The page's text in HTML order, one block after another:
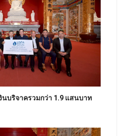
นบริจาครวมกว่า 1.9 แสนบาท